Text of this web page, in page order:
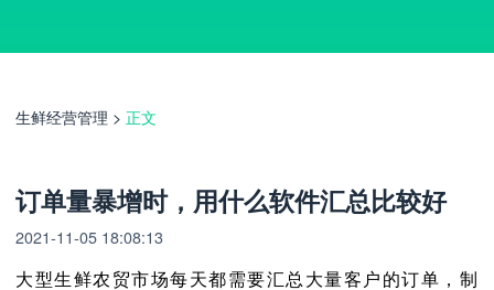
生鲜经营管理 >正文
订单量暴增时，用什么软件汇总比较好
2021-11-05 18:08:13
大型生鲜农贸市场每天都需要汇总大量客户的订单，制